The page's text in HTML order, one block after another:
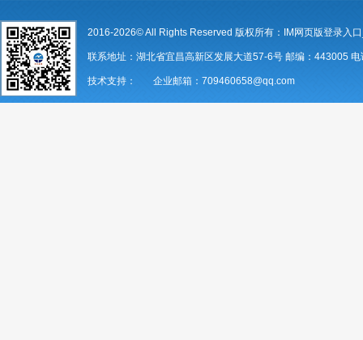
2016-2026© All Rights Reserved 版权所有：IM网页版登录入
联系地址：湖北省宜昌高新区发展大道57-6号 邮编：443005
技术支持： 企业邮箱：709460658@qq.com